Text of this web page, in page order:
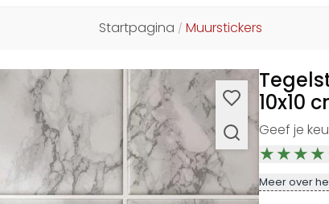
Startpagina / Muurstickers
10x10
Geef je
Meer over